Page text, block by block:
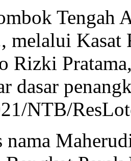
Tengah
melalui Kasat
Rizki
dasar
NTB/
nama